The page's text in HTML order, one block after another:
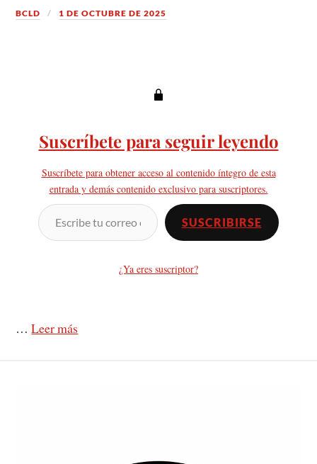
BCLD 1 DE OCTUBRE DE 2025
Suscríbete para seguir leyendo
Suscríbete para obtener acceso al contenido íntegro de esta
entrada y demás contenido exclusivo para suscriptores.
SUSCRIBIRSE
¿Ya eres suscriptor?
…Leer más